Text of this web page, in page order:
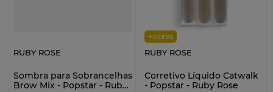
RUBY ROSE
Sombra para Sobrancelhas
Brow Mix - Popstar - Ruby
+cores
RUBY ROSE
Corretivo Líquido Catwalk
- Popstar - Ruby Rose